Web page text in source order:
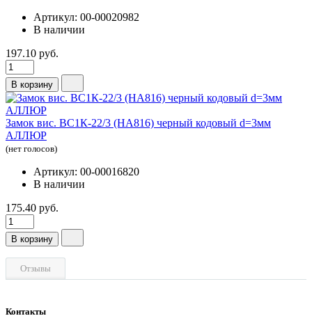
Артикул: 00-00020982
В наличии
197.10 руб.
В корзину
Замок вис. ВС1К-22/3 (НА816) черный кодовый d=3мм
АЛЛЮР
(нет голосов)
Артикул: 00-00016820
В наличии
175.40 руб.
В корзину
Отзывы
Контакты